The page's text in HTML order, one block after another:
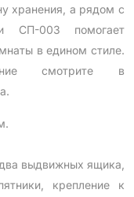
хранения, а рядом с
СП-003 помогает
в едином стиле.
смотрите в
выдвижных ящика,
крепление к